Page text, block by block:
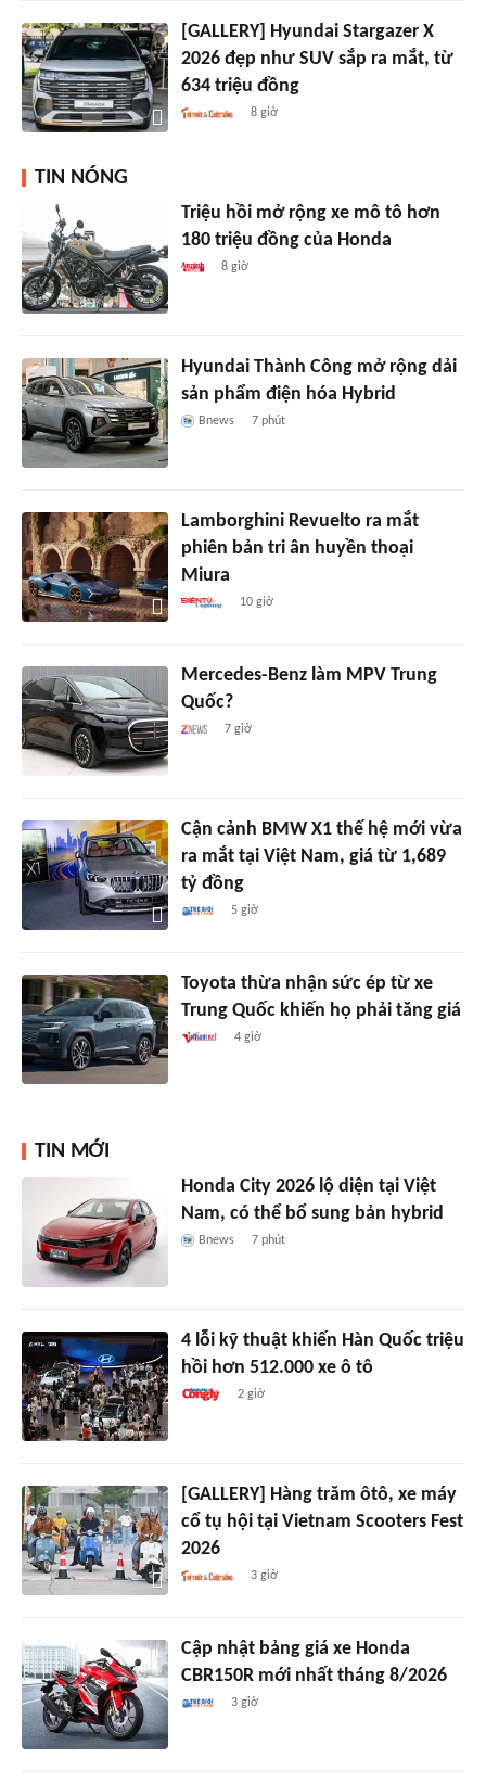
[GALLERY] Hyundai Stargazer X
2026 đẹp như SUV sắp ra mắt, từ
634 triệu đồng
8 giờ
TIN NÓNG
Triệu hồi mở rộng xe mô tô hơn
180 triệu đồng của Honda
8 giờ
Hyundai Thành Công mở rộng dải
sản phẩm điện hóa Hybrid
Bnews 7 phút
Lamborghini Revuelto ra mắt
phiên bản tri ân huyền thoại
Miura
10 giờ
Mercedes-Benz làm MPV Trung
Quốc?
7 giờ
Cận cảnh BMW X1 thế hệ mới vừa
ra mắt tại Việt Nam, giá từ 1,689
tỷ đồng
5 giờ
Toyota thừa nhận sức ép từ xe
Trung Quốc khiến họ phải tăng giá
4 giờ
TIN MỚI
Honda City 2026 lộ diện tại Việt
Nam, có thể bổ sung bản hybrid
Bnews 7 phút
4 lỗi kỹ thuật khiến Hàn Quốc triệu
hồi hơn 512.000 xe ô tô
2 giờ
[GALLERY] Hàng trăm ôtô, xe máy
cổ tụ hội tại Vietnam Scooters Fest
2026
3 giờ
Cập nhật bảng giá xe Honda
CBR150R mới nhất tháng 8/2026
3 giờ